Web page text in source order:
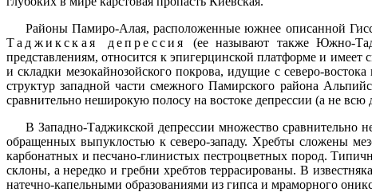
Районы Памиро-Алая, расположенные южнее описанной
Таджикская депрессия
(ее называют также Южно-
представлениям, относится к эпигерцинской платформе и
и складки мезокайнозойского покрова, идущие с северо-
структур западной части смежного Памирского района
сравнительно неширокую полосу на востоке депрессии (а не
В Западно-Таджикской депрессии множество сравнительно
обращенных выпуклостью к северо-западу. Хребты сложены
карбонатных и песчано-глинистых пестроцветных пород.
склоны, а нередко и гребни хребтов террасированы. В
натечно-капельными образованиями из гипса и мраморного